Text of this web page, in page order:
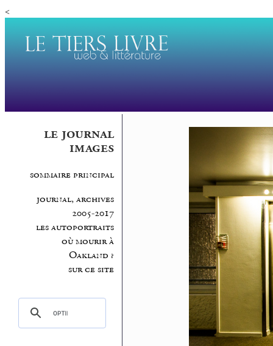
<
le journal
images
sommaire principal
journal, archives
2005-2017
les autoportraits
où mourir à
Oakland ?
sur ce site